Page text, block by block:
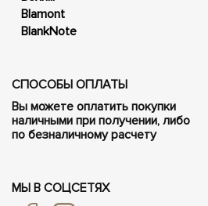
Blamont
BlankNote
СПОСОБЫ ОПЛАТЫ
Вы можете оплатить покупки
наличными при получении, либо
по безналичному расчету
МЫ В СОЦСЕТЯХ